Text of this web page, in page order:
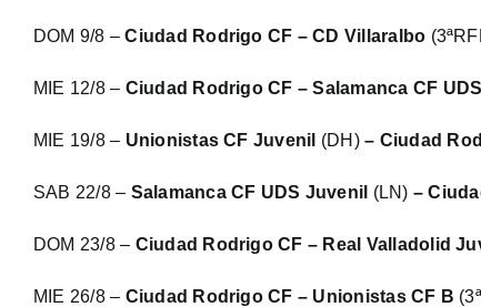
DOM 9/8 –Ciudad Rodrigo CF – CD Villaralbo
MIE 12/8 – Ciudad Rodrigo CF – Salamanca CF UDS
MIE 19/8 – Unionistas CF Juvenil (DH)– Ciudad
SAB 22/8 – Salamanca CF UDS Juvenil (LN) –
DOM 23/8 – Ciudad Rodrigo CF – Real Valladolid
MIE 26/8 – Ciudad Rodrigo CF – Unionistas CF B